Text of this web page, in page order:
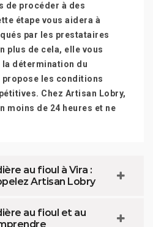
de procéder à des
étape vous aidera à
par les prestataires
plus de cela, elle vous
détermination du
les conditions
Chez Artisan Lobry,
moins de 24 heures et ne
au fioul à Vira :
Artisan Lobry
au fioul et au